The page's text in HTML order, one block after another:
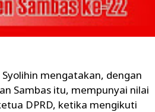
mengatakan, dengan
Sambas itu, mempunyai nilai
DPRD, ketika mengikuti